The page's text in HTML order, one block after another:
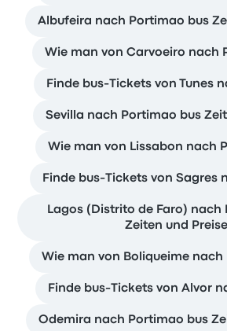
Albufeira nach Portimao bus
Wie man von Carvoeiro nach
Finde bus-Tickets von Tunes
Sevilla nach Portimao bus
Wie man von Lissabon nach
Finde bus-Tickets von Sagres
Lagos (Distrito de Faro) nach
Zeiten und Preise
Wie man von Boliqueime
Finde bus-Tickets von Alvor
Odemira nach Portimao bus